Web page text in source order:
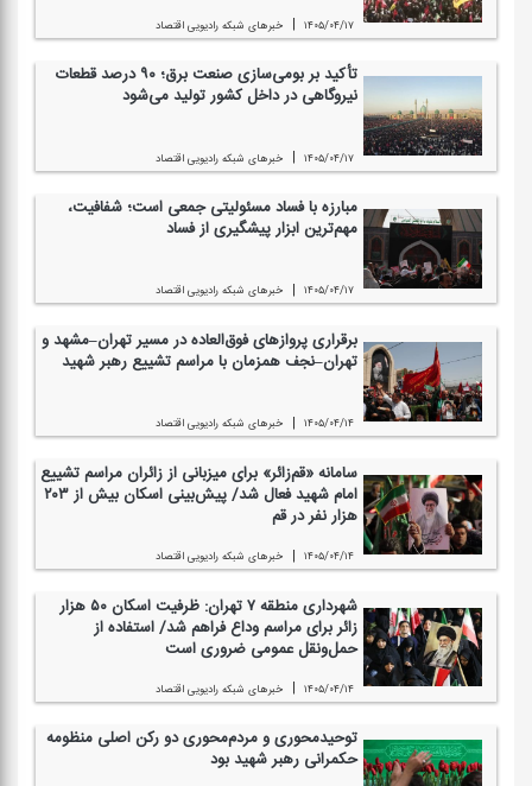
۱۴۰۵/۰۴/۱۷ | خبرهای شبكه رادیویی اقتصاد
تأكید بر بومی‌سازی صنعت برق؛ ۹۰ درصد قطعات
نیروگاهی در داخل كشور تولید می‌شود
۱۴۰۵/۰۴/۱۷ | خبرهای شبكه رادیویی اقتصاد
مبارزه با فساد مسئولیتی جمعی است؛ شفافیت،
مهم‌ترین ابزار پیشگیری از فساد
۱۴۰۵/۰۴/۱۷ | خبرهای شبكه رادیویی اقتصاد
برقراری پروازهای فوق‌العاده در مسیر تهران–مشهد و
تهران–نجف همزمان با مراسم تشییع رهبر شهید
۱۴۰۵/۰۴/۱۴ | خبرهای شبكه رادیویی اقتصاد
سامانه «قم‌زائر» برای میزبانی از زائران مراسم تشییع
امام شهید فعال شد/ پیش‌بینی اسكان بیش از ۲۰۳
هزار نفر در قم
۱۴۰۵/۰۴/۱۴ | خبرهای شبكه رادیویی اقتصاد
شهرداری منطقه ۷ تهران: ظرفیت اسكان ۵۰ هزار
زائر برای مراسم وداع فراهم شد/ استفاده از
حمل‌ونقل عمومی ضروری است
۱۴۰۵/۰۴/۱۴ | خبرهای شبكه رادیویی اقتصاد
توحیدمحوری و مردم‌محوری دو ركن اصلی منظومه
حكمرانی رهبر شهید بود